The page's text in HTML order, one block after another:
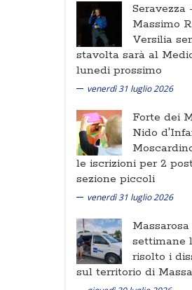
Seravezza
Massimo
Versilia
stavolta sarà al
lunedi prossimo
venerdì 31 luglio 2026
Forte dei
Nido
le iscrizioni per 2
sezione piccoli
venerdì 31 luglio 2026
settimane
risolto i
sul territorio di